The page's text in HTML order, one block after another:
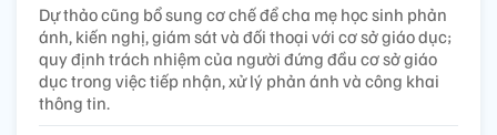
Dự thảo cũng bổ sung cơ chế để cha mẹ học sinh phản
ánh, kiến nghị, giám sát và đối thoại với cơ sở giáo dục;
quy định trách nhiệm của người đứng đầu cơ sở giáo
dục trong việc tiếp nhận, xử lý phản ánh và công khai
thông tin.